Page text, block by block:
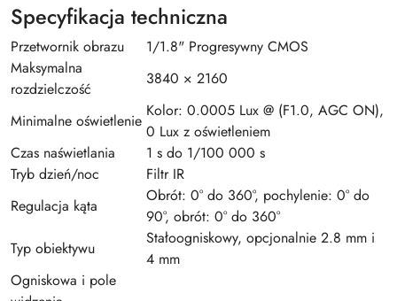
Specyfikacja techniczna
Przetwornik obrazu
1/1.8" Progresywny CMOS
Maksymalna
rozdzielczość
3840 × 2160
Minimalne oświetlenie
Kolor: 0.0005 Lux @ (F1.0, AGC ON),
0 Lux z oświetleniem
Czas naświetlania
1 s do 1/100 000 s
Tryb dzień/noc
Filtr IR
Regulacja kąta
Obrót: 0° do 360°, pochylenie: 0° do
90°, obrót: 0° do 360°
Typ obiektywu
Stałoogniskowy, opcjonalnie 2.8 mm i
4 mm
Ogniskowa i pole